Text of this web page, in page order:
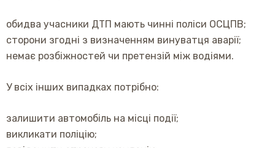
обидва учасники ДТП мають чинні поліси ОСЦПВ;
сторони згодні з визначенням винуватця аварії;
немає розбіжностей чи претензій між водіями.
У всіх інших випадках потрібно:
залишити автомобіль на місці події;
викликати поліцію;